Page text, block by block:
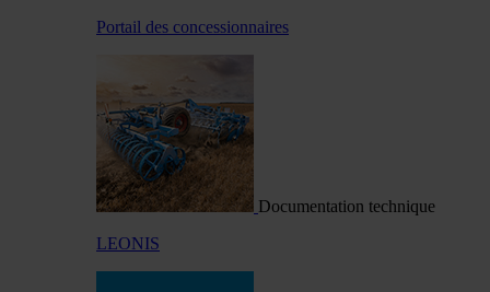
Portail des concessionnaires
Documentation technique
LEONIS